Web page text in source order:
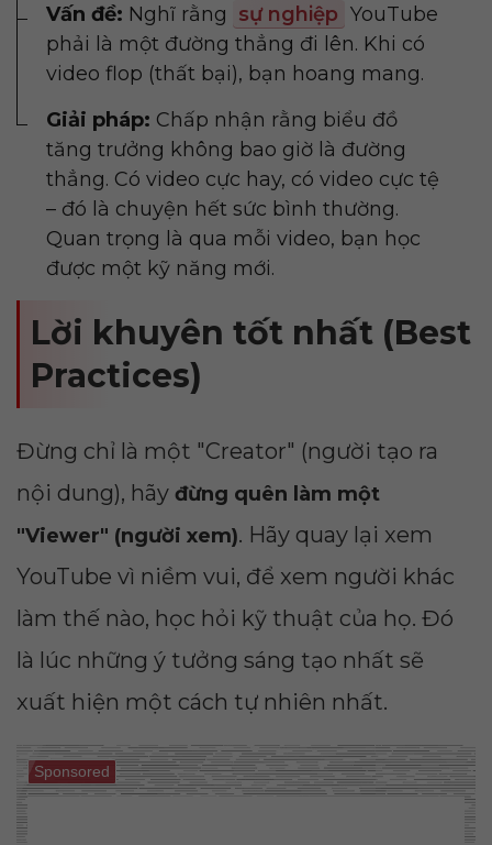
Vấn đề: Nghĩ rằng sự nghiệp YouTube
phải là một đường thẳng đi lên. Khi có
video flop (thất bại), bạn hoang mang.
Giải pháp: Chấp nhận rằng biểu đồ
tăng trưởng không bao giờ là đường
thẳng. Có video cực hay, có video cực tệ
– đó là chuyện hết sức bình thường.
Quan trọng là qua mỗi video, bạn học
được một kỹ năng mới.
Lời khuyên tốt nhất (Best
Practices)
Đừng chỉ là một "Creator" (người tạo ra
nội dung), hãy đừng quên làm một
"Viewer" (người xem). Hãy quay lại xem
YouTube vì niềm vui, để xem người khác
làm thế nào, học hỏi kỹ thuật của họ. Đó
là lúc những ý tưởng sáng tạo nhất sẽ
xuất hiện một cách tự nhiên nhất.
Sponsored